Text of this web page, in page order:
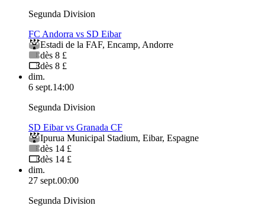
Segunda Division
FC Andorra vs SD Eibar
Estadi de la FAF, Encamp, Andorre
dès 8 £
dès 8 £
dim.
6 sept.14:00
Segunda Division
SD Eibar vs Granada CF
Ipurua Municipal Stadium, Eibar, Espagne
dès 14 £
dès 14 £
dim.
27 sept.00:00
Segunda Division